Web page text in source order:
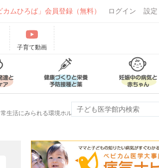
カムひろば」会員登録（無料） ログイン 設定
子育て動画
常生活にみられる環境ホルモンの例